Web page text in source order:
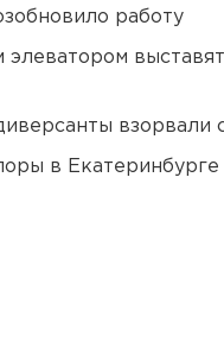
работу
элеватором
взорвали
в